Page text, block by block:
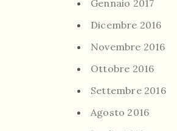
Gennaio 2017
Dicembre 2016
Novembre 2016
Ottobre 2016
Settembre 2016
Agosto 2016